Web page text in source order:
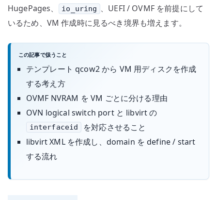
HugePages、
io_uring 、UEFI / OVMF を前提にして
いるため、VM 作成時に見るべき境界も増えます。
この記事で扱うこと
テンプレート qcow2 から VM 用ディスクを作成
する考え方
OVMF NVRAM を VM ごとに分ける理由
OVN logical switch port と libvirt の
interfaceid
を対応させること
libvirt XML を作成し、domain を define / start
する流れ